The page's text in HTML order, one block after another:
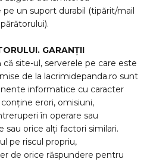
un suport durabil (tipărit/mail
GARANȚII
site-ul, serverele pe care este
de la lacrimidepanda.ro sunt
informatice cu caracter
erori, omisiuni,
în operare sau
sau orice alți factori similari.
pe riscul propriu,
de orice răspundere pentru